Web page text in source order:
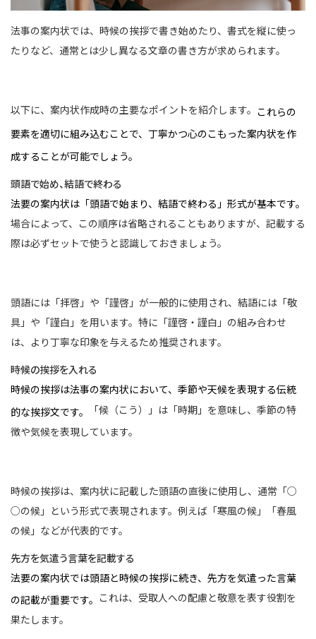
法事の案内状では、時候の挨拶で書き始めたり、書式を縦に使っ
たりなど、通常とは少し異なる文章の書き方が求められます。
以下に、案内状作成時の主要なポイントを紹介します。 これらの
要素を適切に組み込むことで、丁寧かつ心のこもった案内状を作
成することが可能でしょう。
頭語で始め、結語で終わる
法要の案内状は「頭語で始まり、結語で終わる」形式が基本です。
場合によって、この順序は省略されることもありますが、記載する
際は必ずセットで使うと認識しておきましょう。
頭語には「拝啓」や「謹啓」が一般的に使用され、結語には「敬
具」や「謹白」を用います。特に「謹啓・謹白」の組み合わせ
は、より丁寧な印象を与えるため推奨されます。
時候の挨拶を入れる
時候の挨拶は法事の案内状において、季節や天候を表現する伝統
的な挨拶文です。
「候（こう）」は「時期」を意味し、季節の特
徴や気候を表現しています。
時候の挨拶は、案内状に記載した頭語の直後に使用し、通常「○
○の候」という形式で表現されます。例えば「寒風の候」「春風
の候」などが代表的です。
先方を気遣う言葉を記載する
法要の案内状では頭語と時候の挨拶に続き、先方を気遣った言葉
の記載が重要です。 これは、受取人への配慮と敬意を表す役割を
果たします。